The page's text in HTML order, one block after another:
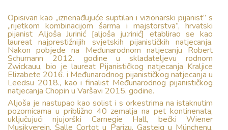
Opisivan kao „iznenađujuće suptilan i vizionarski pijanist” s
„rijetkom kombinacijom šarma i majstorstva”, hrvatski
pijanist Aljoša Jurinić [aljoša juːrinić] etablirao se kao
laureat najprestižnijih svjetskih pijanističkih natjecanja.
Nakon pobjede na Međunarodnom natjecanju Robert
Schumann 2012. godine u skladateljevu rodnom
Zwickauu, bio je laureat Pijanističkog natjecanja Kraljice
Elizabete 2016. i Međunarodnog pijanističkog natjecanja u
Leedsu 2018., kao i finalist Međunarodnog pijanističkog
natjecanja Chopin u Varšavi 2015. godine.
Aljoša je nastupao kao solist i s orkestrima na istaknutim
pozornicama u približno 40 zemalja na pet kontinenata,
uključujući njujorški Carnegie Hall, bečki Wiener
Musikverein, Salle Cortot u Parizu, Gasteig u Münchenu,